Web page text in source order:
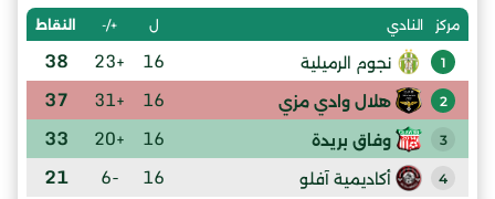
مركز النادي ل +/- النقاط
1 نجوم الرميلية 16
+23
38
2 هلال وادي مزي 16
+31
37
3 وفاق بريدة 16
+20
33
4 أكاديمية آفلو 16
-6
21